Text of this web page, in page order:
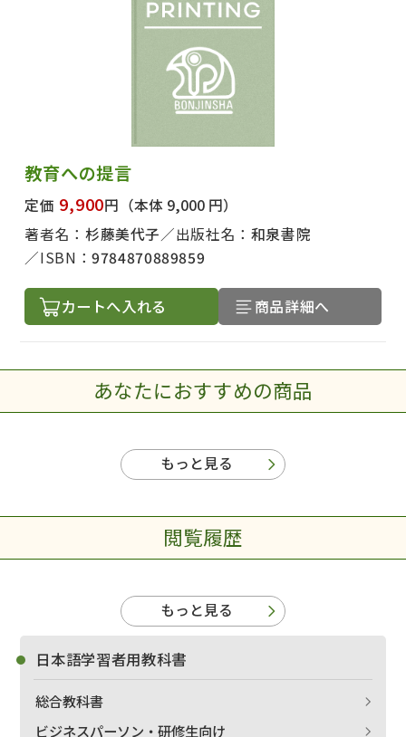
出版社名で絞り込む
著者名で絞り込む
絞り込む
教育への提言
定価 9,900円 （本体 9,000 円）
著者名： 杉藤美代子 出版社名： 和泉書院
ISBN：9784870889859
カートへ入れる 商品詳細へ
あなたにおすすめの商品
もっと見る
閲覧履歴
もっと見る
日本語学習者用教科書
総合教科書
ビジネスパーソン・研修生向け